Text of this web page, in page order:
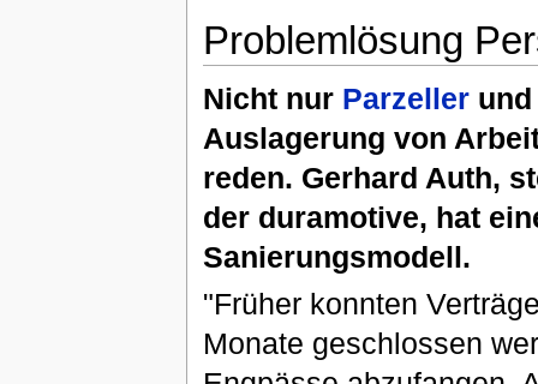
Problemlösung
Nicht nur Parzellerund
Auslagerung von
reden. Gerhard Auth,
der duramotive, hat
Sanierungsmodell.
"Früher konnten
Monate geschlossen